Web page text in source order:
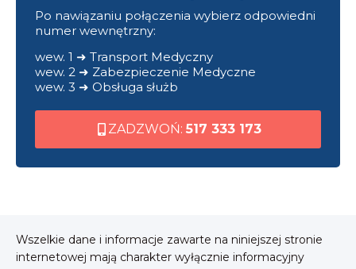
Po nawiązaniu połączenia wybierz odpowiedni
numer wewnętrzny:
wew. 1 ➜ Transport Medyczny
wew. 2 ➜ Zabezpieczenie Medyczne
wew. 3 ➜ Obsługa służb
ZADZWOŃ: 517 333 173
Wszelkie dane i informacje zawarte na niniejszej stronie
internetowej mają charakter wyłącznie informacyjny